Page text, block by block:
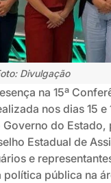
Divulgação
na 15ª
nos dias 15 e
do
Estadual de
e
pública na